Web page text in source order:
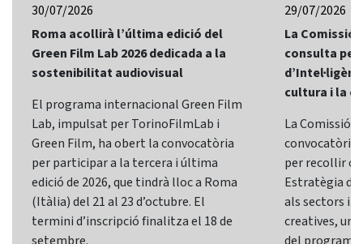
30/07/2026
Roma acollirà l’última edició del
Green Film Lab 2026 dedicada a la
sostenibilitat audiovisual
El programa internacional Green Film
Lab, impulsat per TorinoFilmLab i
Green Film, ha obert la convocatòria
per participar a la tercera i última
edició de 2026, que tindrà lloc a Roma
(Itàlia) del 21 al 23 d’octubre. El
termini d’inscripció finalitza el 18 de
setembre.
29/07/2026
La Comissió
consulta
cultura i la
La Comissió
convocatòria
per recollir
Estratègia
als sectors i
creatives,
del programa